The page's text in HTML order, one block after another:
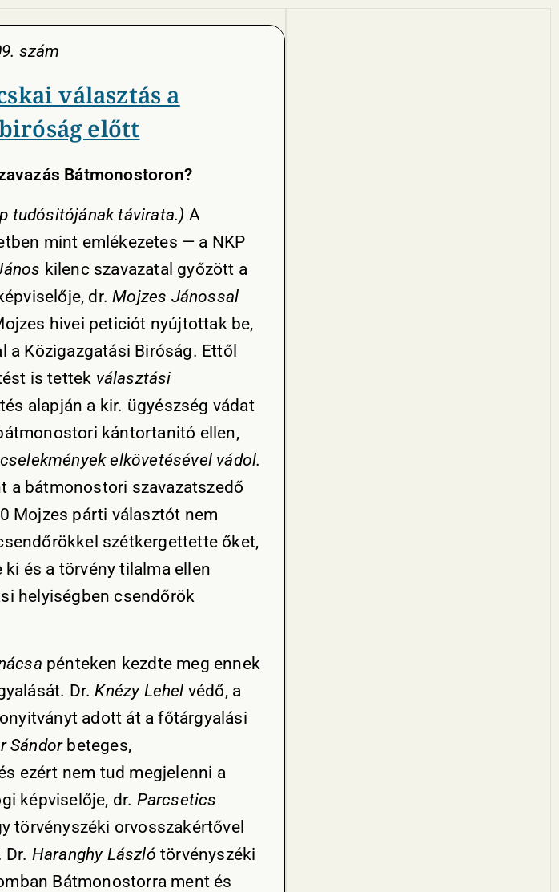
szám
választás a
előtt
Bátmonostoron?
tudósitójának távirata.) A
mint emlékezetes — a NKP
kilenc szavazatal győzött a
dr.Mojzes Jánossal
hivei peticiót nyújtottak be,
a Közigazgatási Biróság. Ettől
is tettek választási
alapján a kir. ügyészség vádat
kántortanitó ellen,
elkövetésével vádol.
a bátmonostori szavazatszedő
Mojzes párti választót nem
szétkergettette őket,
és a törvény tilalma ellen
helyiségben csendőrök
pénteken kezdte meg ennek
Dr.Knézy Lehel védő, a
adott át a főtárgyalási
Sándorbeteges,
ezért nem tud megjelenni a
képviselője, dr. Parcsetics
törvényszéki orvosszakértővel
Haranghy László törvényszéki
Bátmonostorra ment és